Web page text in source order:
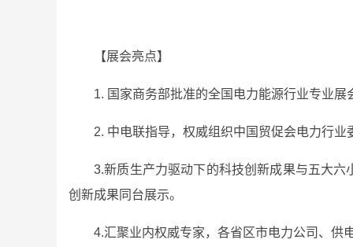
【展会亮点】
1. 国家商务部批准的全国电力能源行业专业
2. 中电联指导，权威组织中国贸促会电力行
3.新质生产力驱动下的科技创新成果与五大
创新成果同台展示。
4.汇聚业内权威专家，各省区市电力公司、供